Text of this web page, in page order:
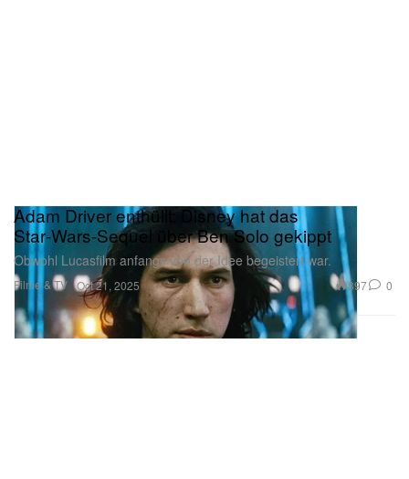
Filme & TV
Adam Driver enthüllt: Disney hat das
Star‑Wars‑Sequel über Ben Solo gekippt
Obwohl Lucasfilm anfangs von der Idee begeistert war.
Oct 21, 2025 897 0